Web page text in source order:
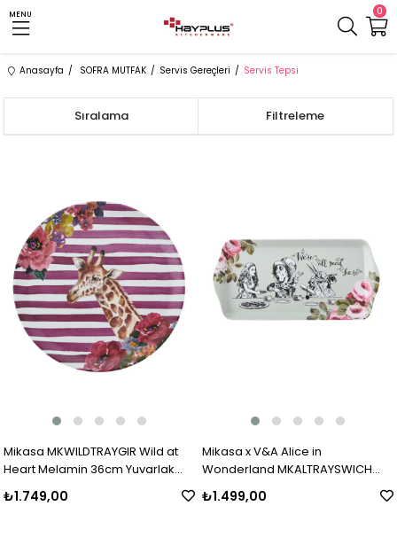
0
MENU
Anasayfa SOFRA MUTFAK Servis Gereçleri Servis Tepsi
Filtreleme
Sıralama
Mikasa MKWILDTRAYGIR Wild at
Heart Melamin 36cm Yuvarlak
₺1.749,00
Mikasa x V&A Alice in
Wonderland MKALTRAYSWICH
₺1.499,00